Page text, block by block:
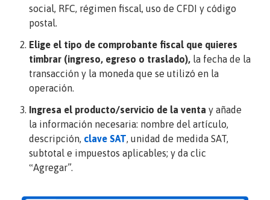
social, RFC, régimen fiscal, uso de CFDI y código
postal.
Elige el tipo de comprobante fiscal que quieres
timbrar (ingreso, egreso o traslado), la fecha de la
transacción y la moneda que se utilizó en la
operación.
Ingresa el producto/servicio de la venta y añade
la información necesaria: nombre del artículo,
descripción, clave SAT, unidad de medida SAT,
subtotal e impuestos aplicables; y da clic
‟Agregar”.